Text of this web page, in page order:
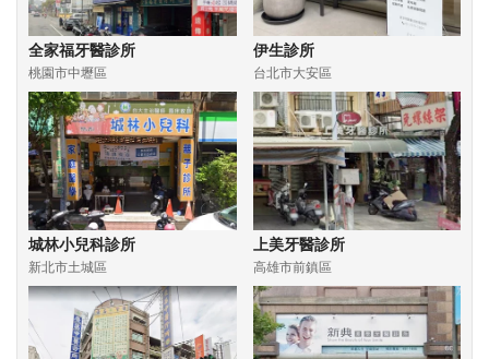
全家福牙醫診所
桃園市中壢區
伊生診所
台北市大安區
城林小兒科診所
新北市土城區
上美牙醫診所
高雄市前鎮區